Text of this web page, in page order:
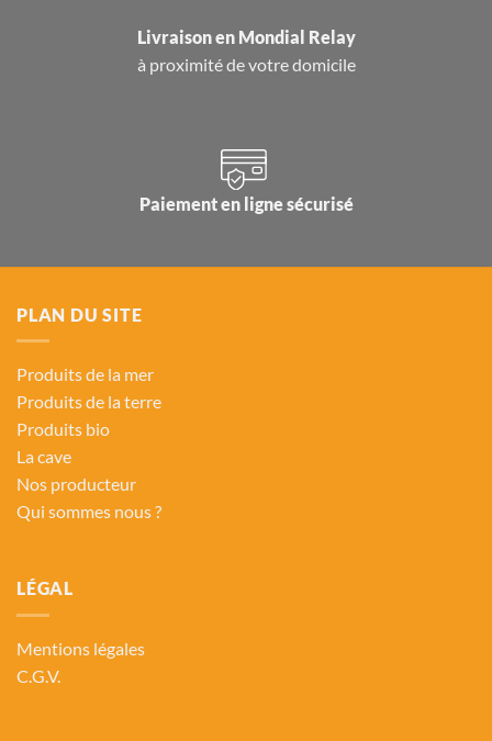
Livraison en Mondial Relay
à proximité de votre domicile
Paiement en ligne sécurisé
PLAN DU SITE
Produits de la mer
Produits de la terre
Produits bio
La cave
Nos producteur
Qui sommes nous ?
LÉGAL
Mentions légales
C.G.V.